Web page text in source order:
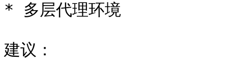
* 多层代理环境
建议：